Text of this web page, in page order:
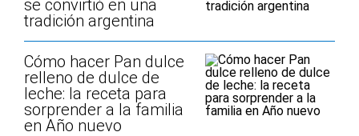
se convirtió en una
tradición argentina
Cómo hacer Pan dulce
relleno de dulce de
leche: la receta para
sorprender a la familia
en Año nuevo